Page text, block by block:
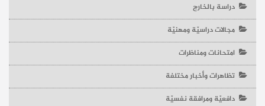
دراسة بالخارج
مجالات دراسيّة ومهنيّة
امتحانات ومناظرات
تظاهرات وأخبار مختلفة
دافعيّة ومرافقة نفسيّة